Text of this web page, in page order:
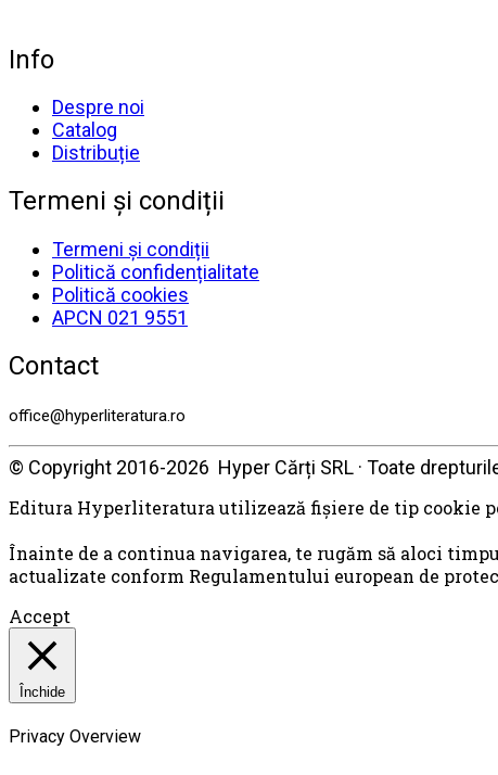
Info
Despre noi
Catalog
Distribuție
Termeni și condiții
Termeni și condiții
Politică confidențialitate
Politică cookies
APCN 021 9551
Contact
office@hyperliteratura.ro
© Copyright 2016-2026 Hyper Cărți SRL · Toate
Editura Hyperliteratura utilizează fişiere de tip cookie
Înainte de a continua navigarea, te rugăm să aloci
actualizate conform Regulamentului european de
Accept
Închide
Privacy Overview